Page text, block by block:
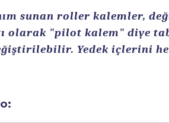
sunan roller kalemler,
olarak "pilot kalem" diye
Yedek içlerini